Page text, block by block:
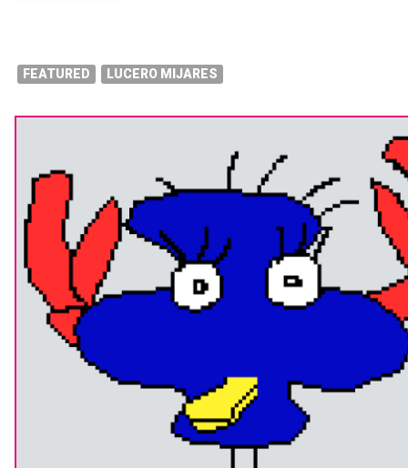
FEATURED LUCERO MIJARES